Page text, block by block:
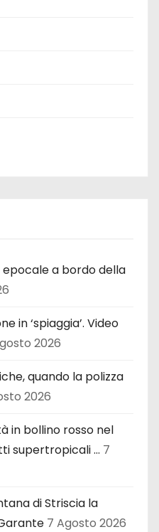
epocale a bordo della
in ‘spiaggia’. Video
2026
quando la polizza
2026
in bollino rosso nel
supertropicali … 7
di Striscia la
7 Agosto 2026